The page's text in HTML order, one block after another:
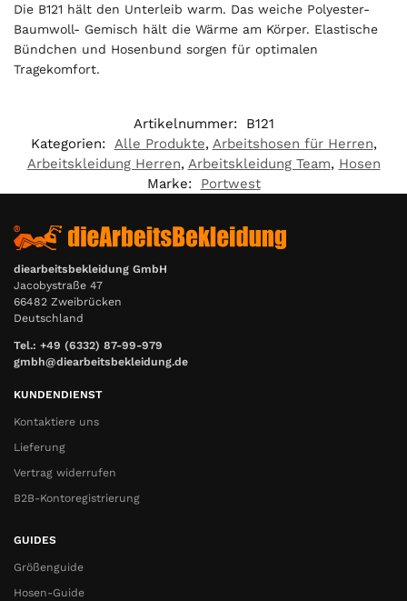
l
i
s
0
Die B121 hält den Unterleib warm. Das weiche Polyester-
Baumwoll- Gemisch hält die Wärme am Körper. Elastische
Bündchen und Hosenbund sorgen für optimalen
Tragekomfort.
Artikelnummer:
B121
Kategorien: Alle Produkte, Arbeitshosen für Herren,
Arbeitskleidung Herren, Arbeitskleidung Team, Hosen
Marke:
Portwest
diearbeitsbekleidung GmbH
Jacobystraße 47
66482 Zweibrücken
Deutschland
Tel.: +49 (6332) 87-99-979
gmbh@diearbeitsbekleidung.de
KUNDENDIENST
Kontaktiere uns
Lieferung
Vertrag widerrufen
B2B-Kontoregistrierung
GUIDES
Größenguide
Hosen-Guide